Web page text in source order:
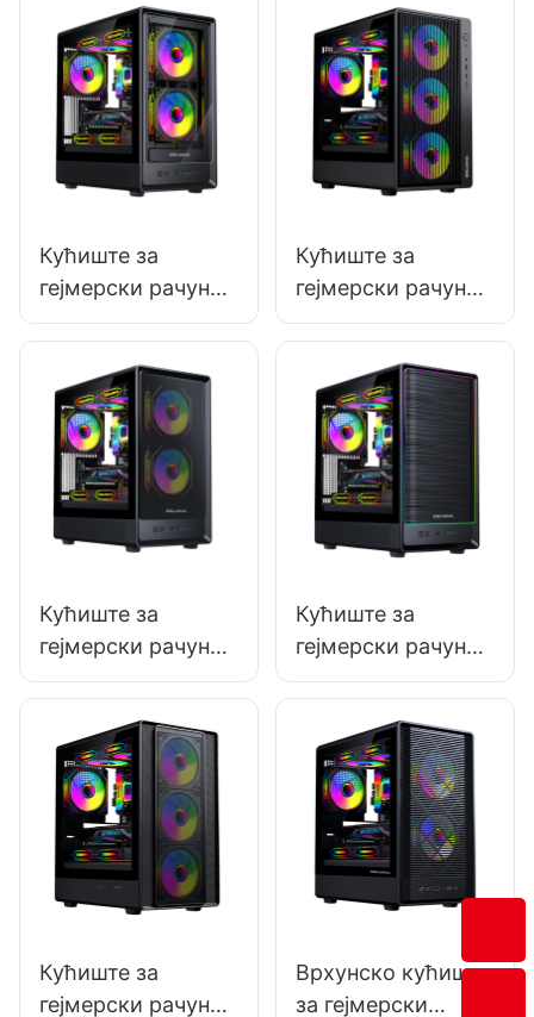
Кућиште за
гејмерски рачунар
од каљеног
формата, микро-
АТX, ROKE 02 TG
Кућиште за
гејмерски рачунар
од каљеног
формата, микро-
АТX, РОКЕ 01
Кућиште за
гејмерски рачунар
од каљеног
формата, микро-
АТX, РОКЕ 02
МЕШ
Кућиште за
гејмерски рачунар
од каљеног
формата, микро-
АТX, РОКЕ 02 П
Кућиште за
гејмерски рачунар
Врхунско кућиште
за гејмерски